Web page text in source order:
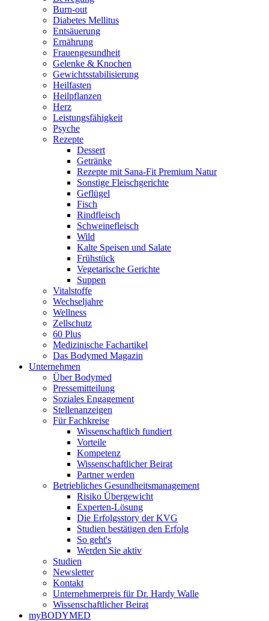
Burn-out
Diabetes Mellitus
Entsäuerung
Ernährung
Frauengesundheit
Gelenke & Knochen
Gewichtsstabilisierung
Heilfasten
Heilpflanzen
Herz
Leistungsfähigkeit
Psyche
Rezepte
Dessert
Getränke
Rezepte mit Sana-Fit Premium Natur
Sonstige Fleischgerichte
Geflügel
Fisch
Rindfleisch
Schweinefleisch
Wild
Kalte Speisen und Salate
Frühstück
Vegetarische Gerichte
Suppen
Vitalstoffe
Wechseljahre
Wellness
Zellschutz
60 Plus
Medizinische Fachartikel
Das Bodymed Magazin
Unternehmen
Über Bodymed
Pressemitteilung
Soziales Engagement
Stellenanzeigen
Für Fachkreise
Wissenschaftlich fundiert
Vorteile
Kompetenz
Wissenschaftlicher Beirat
Partner werden
Betriebliches Gesundheitsmanagement
Risiko Übergewicht
Experten-Lösung
Die Erfolgsstory der KVG
Studien bestätigen den Erfolg
So geht's
Werden Sie aktiv
Studien
Newsletter
Kontakt
Unternehmerpreis für Dr. Hardy Walle
Wissenschaftlicher Beirat
myBODYMED